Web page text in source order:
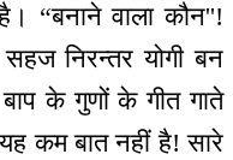
“बनाने वाला कौन''!
निरन्तर योगी बन
के गुणों के गीत गाते
यह कम बात नहीं है! सारे